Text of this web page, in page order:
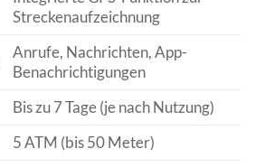
Streckenaufzeichnung
Anrufe, Nachrichten, App-
Benachrichtigungen
Bis zu 7 Tage (je nach Nutzung)
5 ATM (bis 50 Meter)